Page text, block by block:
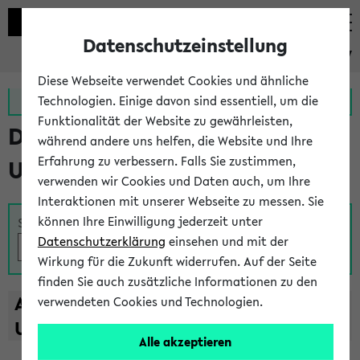
eKVV
Zur MeineUni App Zum MeineUni Portal
Das Lehrangebot der
Universität Bielefeld
Suche
A B C D E F G H I J K L M N O
U
V W X Y
Z
Datenschutzeinstellung
Diese Webseite verwendet Cookies und ähnliche
Technologien. Einige davon sind essentiell, um die
Funktionalität der Website zu gewährleisten,
während andere uns helfen, die Website und Ihre
Erfahrung zu verbessern. Falls Sie zustimmen,
verwenden wir Cookies und Daten auch, um Ihre
Interaktionen mit unserer Webseite zu messen. Sie
können Ihre Einwilligung jederzeit unter
Datenschutzerklärung einsehen und mit der
Wirkung für die Zukunft widerrufen. Auf der Seite
finden Sie auch zusätzliche Informationen zu den
verwendeten Cookies und Technologien.
Alle akzeptieren